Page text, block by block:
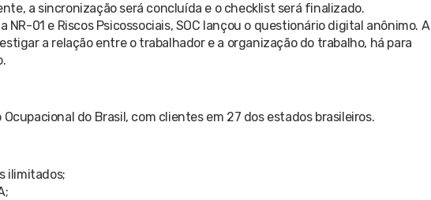
a sincronização será concluída e o checklist será finalizado.
01 e Riscos Psicossociais, SOC lançou o questionário digital anônimo. A
a relação entre o trabalhador e a organização do trabalho, há para
do Brasil, com clientes em 27 dos estados brasileiros.
ilimitados;